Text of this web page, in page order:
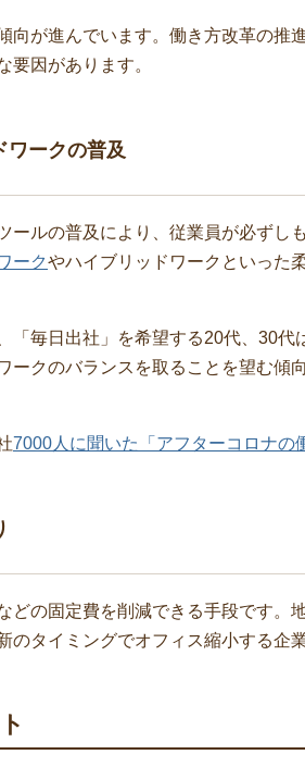
向が進んでいます。働き方改革の推
要因があります。
ワークの普及
ールの普及により、従業員が必ずし
ークやハイブリッドワークといった
「毎日出社」を希望する20代、30代
クのバランスを取ることを望む傾
7000人に聞いた「アフターコロナの
どの固定費を削減できる手段です。
のタイミングでオフィス縮小する企